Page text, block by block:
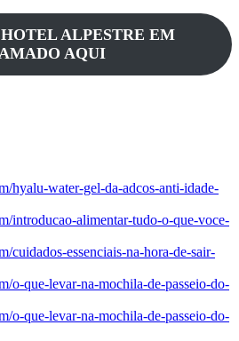
ALPESTRE EM
AQUI
hyalu-water-gel-da-adcos-anti-idade-
introducao-alimentar-tudo-o-que-voce-
cuidados-essenciais-na-hora-de-sair-
o-que-levar-na-mochila-de-passeio-do-
o-que-levar-na-mochila-de-passeio-do-